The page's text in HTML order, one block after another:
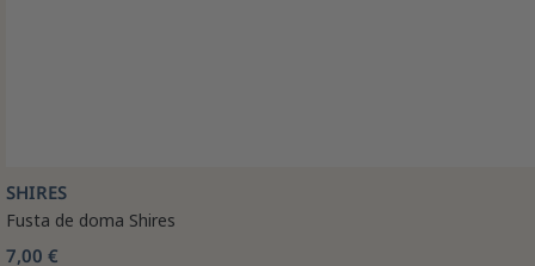
SHIRES
Fusta de doma Shires
7,00 €